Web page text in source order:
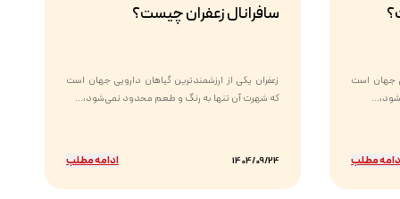
جهان است
مطلب
سافرانال زعفران چیست؟
زعفران یکی از ارزشمندترین گیاهان دارویی جهان است
که شهرت آن تنها به رنگ و طعم محدود نمی‌شود،...
1404/09/24 ادامه مطلب